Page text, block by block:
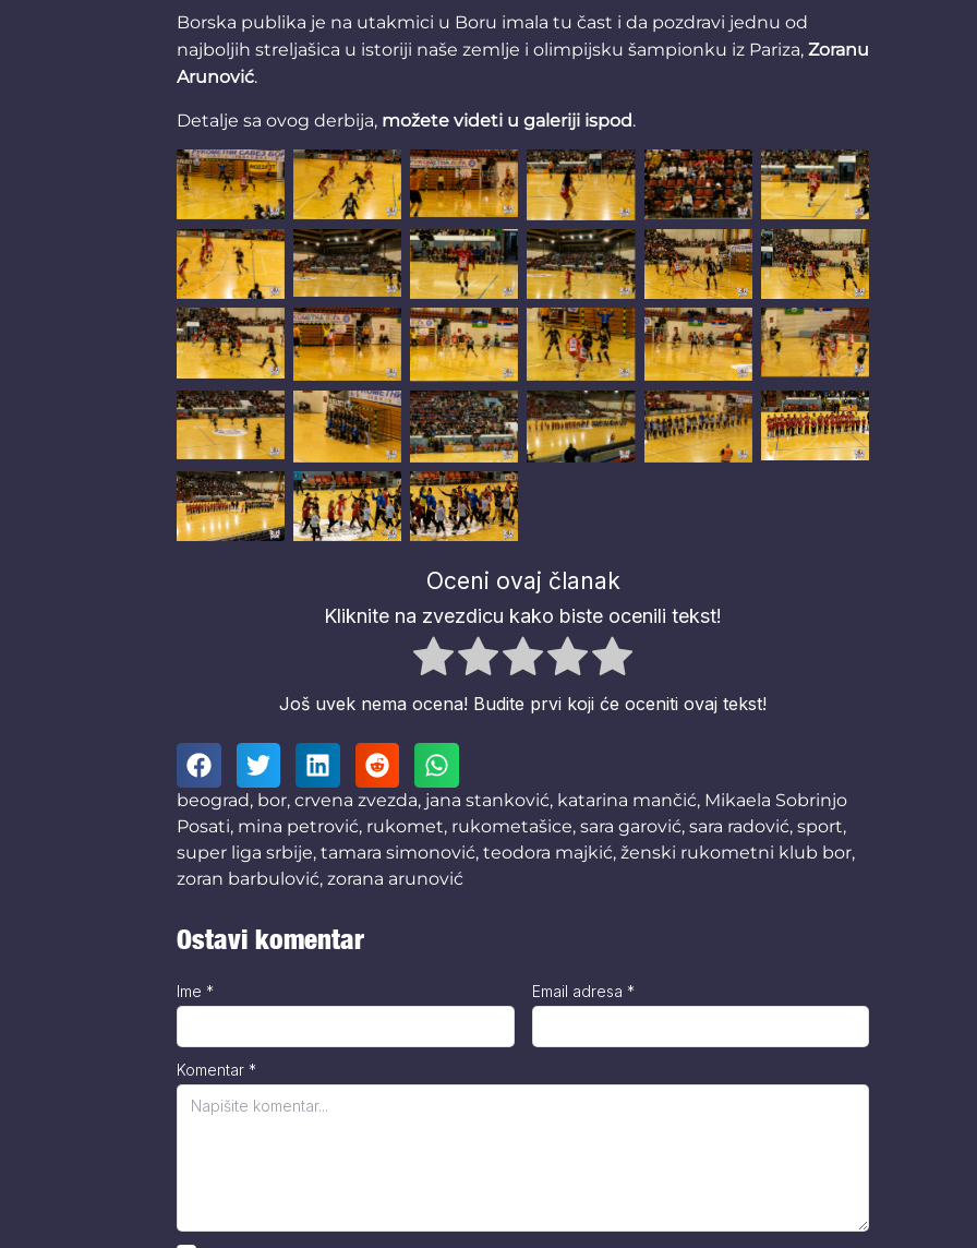
Borska publika je na utakmici u Boru imala tu čast i da pozdravi jednu od
najboljih streljašica u istoriji naše zemlje i olimpijsku šampionku iz Pariza, Zoranu
Arunović.
Detalje sa ovog derbija, možete videti u galeriji ispod.
Oceni ovaj članak
Kliknite na zvezdicu kako biste ocenili tekst!
Još uvek nema ocena! Budite prvi koji će oceniti ovaj tekst!
beograd, bor, crvena zvezda, jana stanković, katarina mančić, Mikaela Sobrinjo
Posati, mina petrović, rukomet, rukometašice, sara garović, sara radović, sport,
super liga srbije, tamara simonović, teodora majkić, ženski rukometni klub bor,
zoran barbulović, zorana arunović
Ostavi komentar
Komentar *
Ime * Email adresa *